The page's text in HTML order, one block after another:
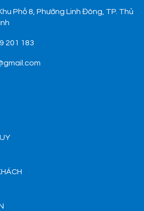
Phố 8, Phường Linh Đông, TP. Thủ
201 183